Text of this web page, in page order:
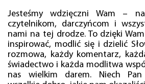
Jesteśmy wdzięczni Wam –
czytelnikom, darczyńcom i
nami na tej drodze. To dzięki
inspirować, modlić się i dzielić
rozmowa, każdy komentarz,
świadectwo i każda modlitwa
nas wielkim darem. Niech